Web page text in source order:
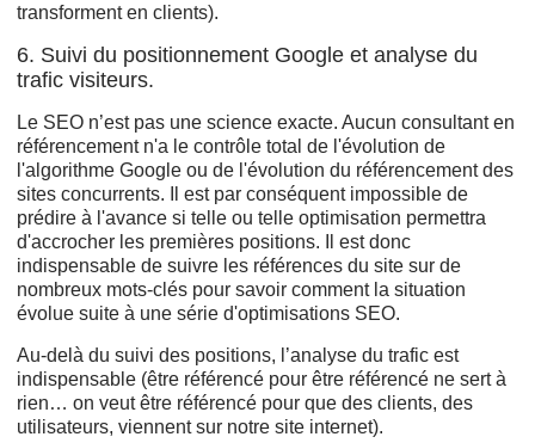
transforment en clients).
6. Suivi du positionnement Google et analyse du
trafic visiteurs.
Le SEO n’est pas une science exacte. Aucun consultant en
référencement n'a le contrôle total de l'évolution de
l'algorithme Google ou de l'évolution du référencement des
sites concurrents. Il est par conséquent impossible de
prédire à l'avance si telle ou telle optimisation permettra
d'accrocher les premières positions. Il est donc
indispensable de suivre les références du site sur de
nombreux mots-clés pour savoir comment la situation
évolue suite à une série d'optimisations SEO.
Au-delà du suivi des positions, l’analyse du trafic est
indispensable (être référencé pour être référencé ne sert à
rien… on veut être référencé pour que des clients, des
utilisateurs, viennent sur notre site internet).